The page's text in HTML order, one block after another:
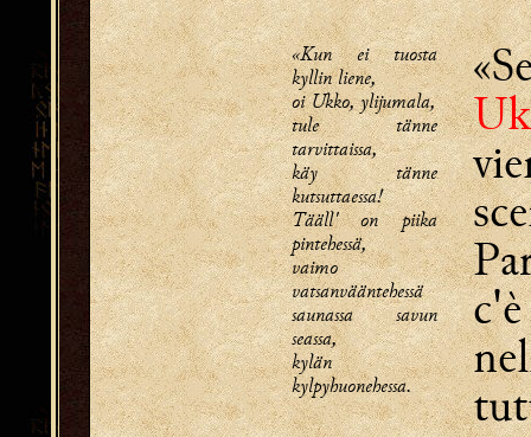
«Kun ei tuosta
kyllin liene,
oi Ukko, ylijumala,
tule tänne
tarvittaissa,
käy tänne
kutsuttaessa!
Tääll' on piika
pintehessä,
vaimo
vatsanvääntehessä
saunassa savun
seassa,
kylän
kylpyhuonehessa.